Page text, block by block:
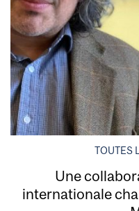
TOUTES
Une
internationale